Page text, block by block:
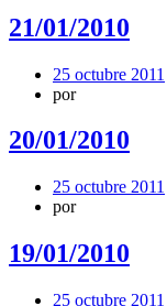
21/01/2010
25 octubre 2011
por
20/01/2010
25 octubre 2011
por
19/01/2010
25 octubre 2011